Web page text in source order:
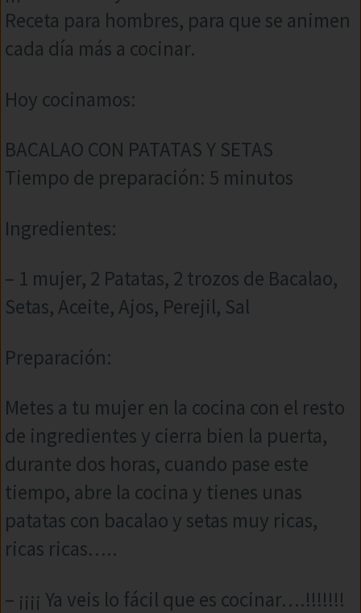
Receta para hombres, para que se animen
cada día más a cocinar.
Hoy cocinamos:
BACALAO CON PATATAS Y SETAS
Tiempo de preparación: 5 minutos
Ingredientes:
– 1 mujer, 2 Patatas, 2 trozos de Bacalao,
Setas, Aceite, Ajos, Perejil, Sal
Preparación:
Metes a tu mujer en la cocina con el resto
de ingredientes y cierra bien la puerta,
durante dos horas, cuando pase este
tiempo, abre la cocina y tienes unas
patatas con bacalao y setas muy ricas,
ricas ricas…..
– ¡¡¡¡ Ya veis lo fácil que es cocinar….!!!!!!!